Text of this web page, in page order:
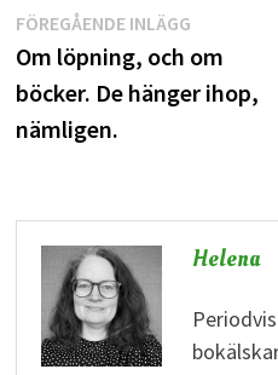
Inläggsnavigering
FÖREGÅENDE INLÄGG
inlägg:
Om löpning, och om
böcker. De hänger ihop,
nämligen.
Helena